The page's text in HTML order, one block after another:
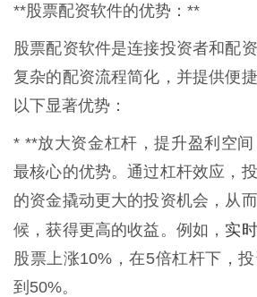
**股票配资软件的优势：**
股票配资软件是连接投资者和配
复杂的配资流程简化，并提供便
以下显著优势：
* **放大资金杠杆，提升盈利空
最核心的优势。通过杠杆效应，
的资金撬动更大的投资机会，从
候，获得更高的收益。例如， 实
股票上涨10%，在5倍杠杆下，
到50%。